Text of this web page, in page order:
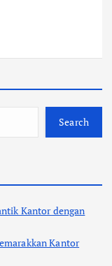
Search
Kantor dengan
Kantor